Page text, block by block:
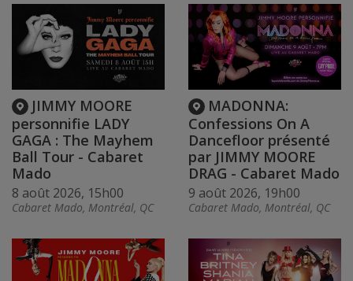
JIMMY MOORE
personnifie LADY
GAGA : The Mayhem
Ball Tour - Cabaret
Mado
8 août 2026, 15h00
Cabaret Mado, Montréal, QC
MADONNA:
Confessions On A
Dancefloor présenté
par JIMMY MOORE
DRAG - Cabaret Mado
9 août 2026, 19h00
Cabaret Mado, Montréal, QC